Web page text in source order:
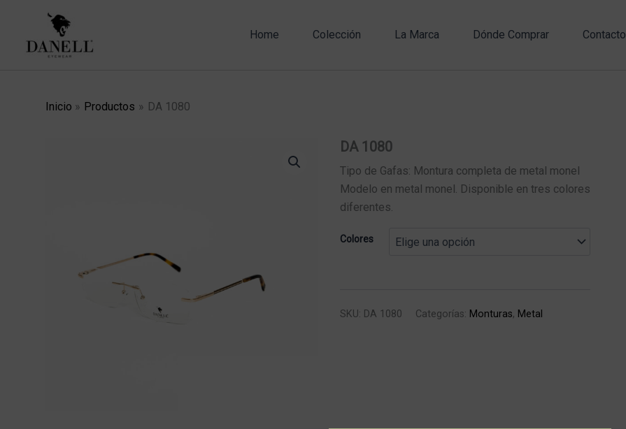
contenido
Home Colección La Marca Dónde Comprar Contacto
Inicio Productos DA 1080
DA 1080
Tipo de Gafas: Montura completa de metal monel
Modelo en metal monel. Disponible en tres colores
diferentes.
Colores
SKU: DA 1080 Categorías: Monturas, Metal